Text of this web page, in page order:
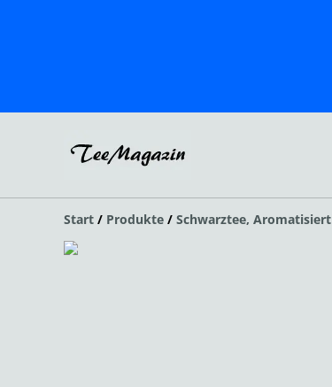
Start / Produkte / Schwarztee, Aromatisiert